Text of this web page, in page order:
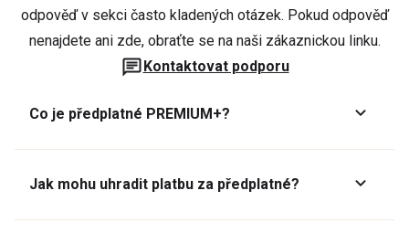
odpověď v sekci často kladených otázek. Pokud odpověď
nenajdete ani zde, obraťte se na naši zákaznickou linku.
Kontaktovat podporu
Co je předplatné PREMIUM+?
Jak mohu uhradit platbu za předplatné?